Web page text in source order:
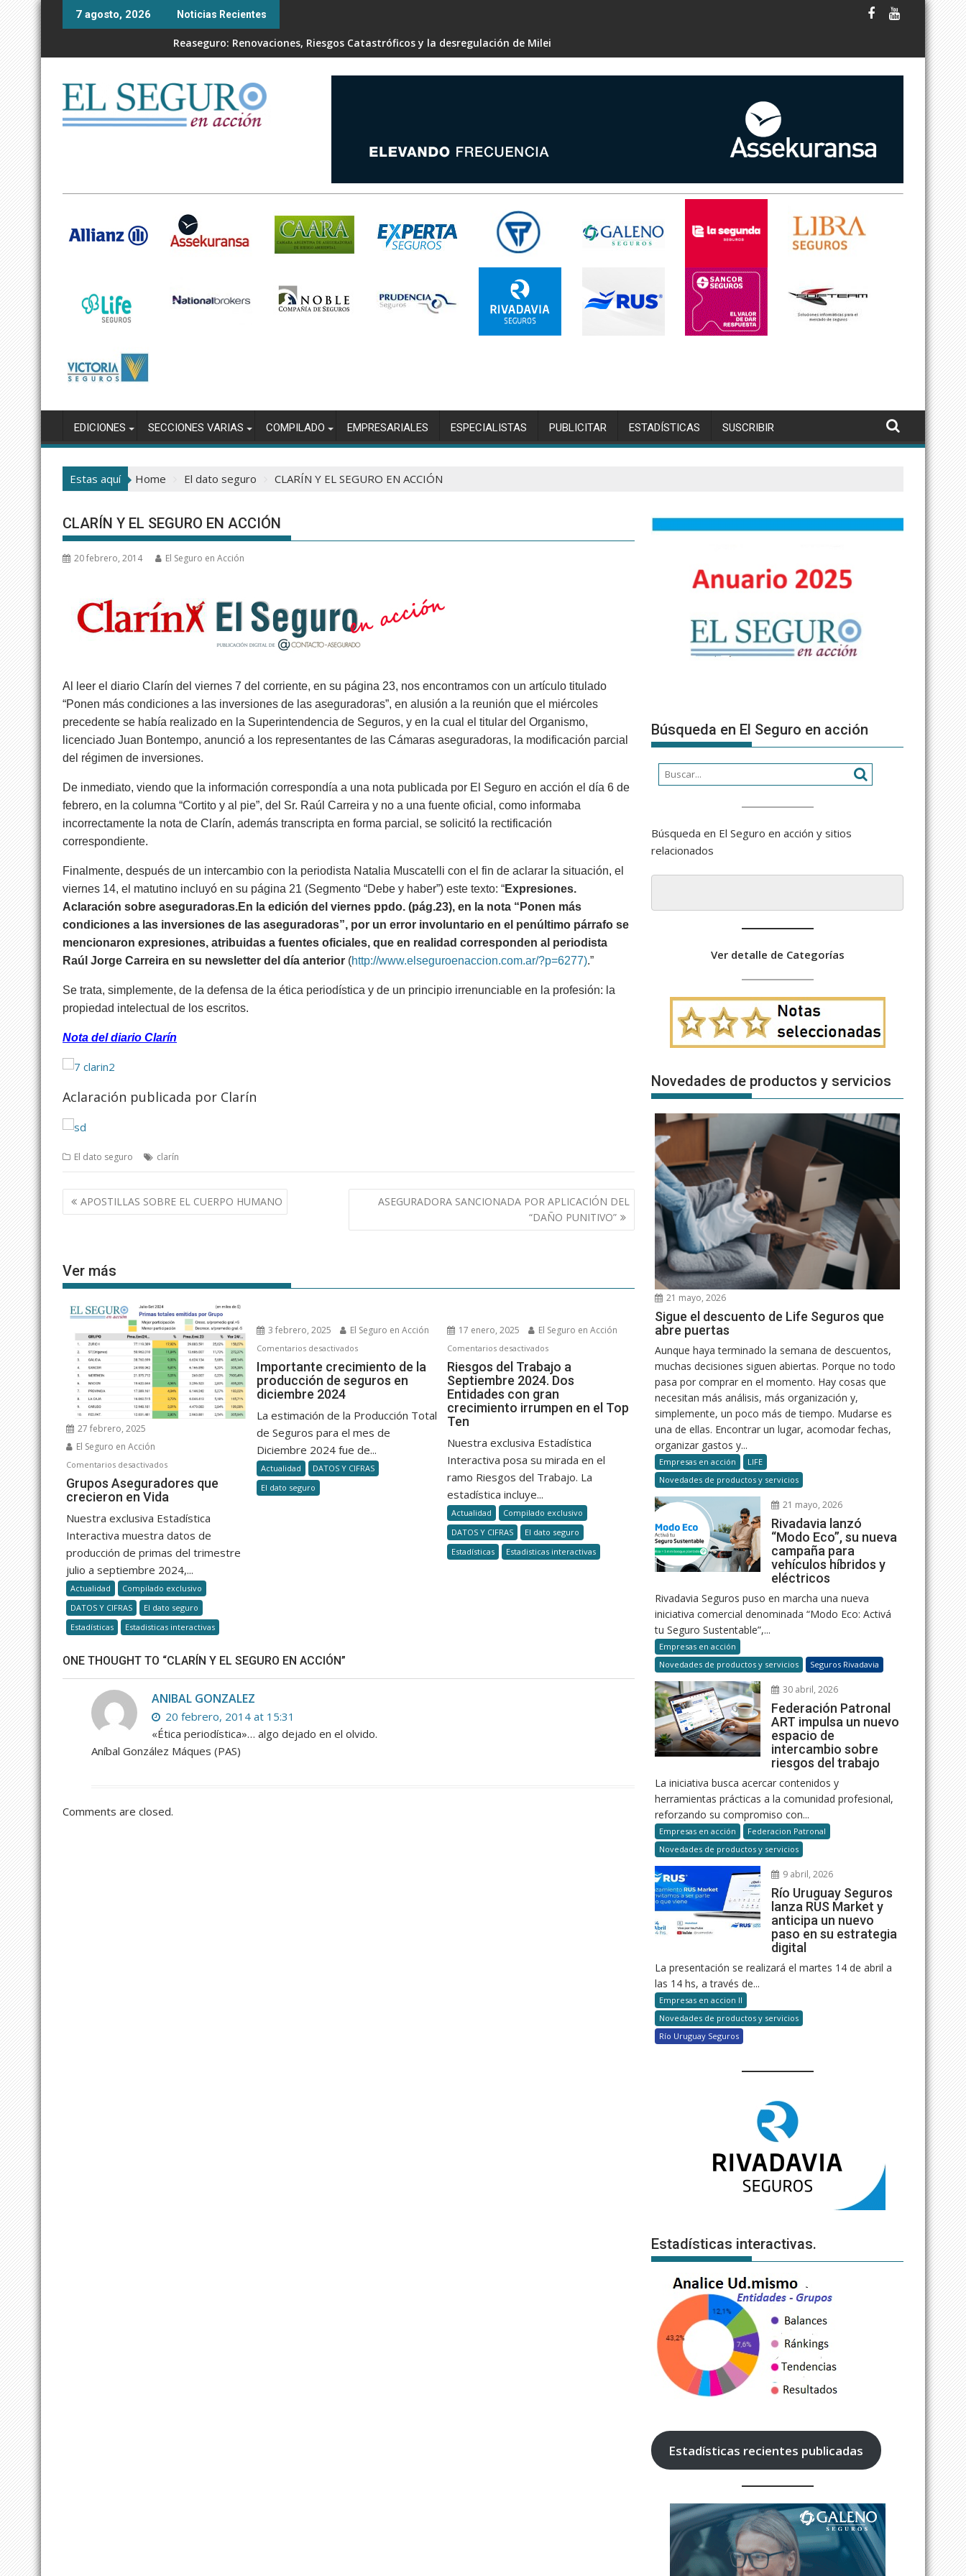
Skip
7 agosto, 2026 Noticias Recientes
Reaseguro: Renovaciones, Riesgos Catastróficos y la desregulación de Milei
EDICIONES SECCIONES VARIAS COMPILADO EMPRESARIALES ESPECIALISTAS PUBLICITAR ESTADÍSTICAS SUSCRIBIR
Estas aquí Home El dato seguro CLARÍN Y EL SEGURO EN ACCIÓN
CLARÍN Y EL SEGURO EN ACCIÓN
20 febrero, 2014 El Seguro en Acción
Al leer el diario Clarín del viernes 7 del corriente, en su página 23, nos encontramos con un artículo titulado
“Ponen más condiciones a las inversiones de las aseguradoras”, en alusión a la reunión que el miércoles
precedente se había realizado en la Superintendencia de Seguros, y en la cual el titular del Organismo,
licenciado Juan Bontempo, anunció a los representantes de las Cámaras aseguradoras, la modificación parcial
del régimen de inversiones.
De inmediato, viendo que la información correspondía a una nota publicada por El Seguro en acción el día 6 de
febrero, en la columna “Cortito y al pie”, del Sr. Raúl Carreira y no a una fuente oficial, como informaba
incorrectamente la nota de Clarín, además transcripta en forma parcial, se solicitó la rectificación
correspondiente.
Finalmente, después de un intercambio con la periodista Natalia Muscatelli con el fin de aclarar la situación, el
viernes 14, el matutino incluyó en su página 21 (Segmento “Debe y haber”) este texto: “Expresiones.
Aclaración sobre aseguradoras.En la edición del viernes ppdo. (pág.23), en la nota “Ponen más
condiciones a las inversiones de las aseguradoras”, por un error involuntario en el penúltimo párrafo se
mencionaron expresiones, atribuidas a fuentes oficiales, que en realidad corresponden al periodista
Raúl Jorge Carreira en su newsletter del día anterior (http://www.elseguroenaccion.com.ar/?p=6277).”
Se trata, simplemente, de la defensa de la ética periodística y de un principio irrenunciable en la profesión: la
propiedad intelectual de los escritos.
Nota del diario Clarín
Aclaración publicada por Clarín
El dato seguro clarín
Navegación
de
APOSTILLAS SOBRE EL CUERPO HUMANO
ASEGURADORA SANCIONADA POR APLICACIÓN DEL
“DAÑO PUNITIVO”
Ver más
27 febrero, 2025
El Seguro en Acción
Comentarios desactivadosen
Grupos
Aseguradores
en
Vida
Grupos Aseguradores que
crecieron en Vida
Nuestra exclusiva Estadística
Interactiva muestra datos de
producción de primas del trimestre
julio a septiembre 2024,...
Actualidad
Compilado exclusivo
DATOS Y CIFRAS
El dato seguro
Estadísticas
Estadisticas interactivas
3 febrero, 2025 El Seguro en Acción
Comentarios desactivadosen
Importante
crecimiento
la
producción
seguros
en
Importante crecimiento de la
producción de seguros en
diciembre 2024
La estimación de la Producción Total
de Seguros para el mes de
Diciembre 2024 fue de...
Actualidad
DATOS Y CIFRAS
El dato seguro
17 enero, 2025 El Seguro en Acción
Comentarios desactivadosen
Riesgos
del
Trabajo
a
2024.
Dos
Entidades
gran
crecimiento
irrumpen
en
Riesgos del Trabajo a
Septiembre 2024. Dos
Entidades con gran
crecimiento irrumpen en el Top
Ten
Nuestra exclusiva Estadística
Interactiva posa su mirada en el
ramo Riesgos del Trabajo. La
estadística incluye...
Actualidad
Compilado exclusivo
DATOS Y CIFRAS
El dato seguro
Estadísticas
Estadisticas interactivas
ONE THOUGHT TO “CLARÍN Y EL SEGURO EN ACCIÓN”
ANIBAL GONZALEZ
20 febrero, 2014 at 15:31
«Ética periodística»… algo dejado en el olvido.
Aníbal González Máques (PAS)
Comments are closed.
Búsqueda en El Seguro en acción
Búsqueda en El Seguro en acción y sitios
relacionados
Ver detalle de Categorías
Novedades de productos y servicios
21 mayo, 2026
Sigue el descuento de Life Seguros que
abre puertas
Aunque haya terminado la semana de descuentos,
muchas decisiones siguen abiertas. Porque no todo
pasa por comprar en el momento. Hay cosas que
necesitan más análisis, más organización y,
simplemente, un poco más de tiempo. Mudarse es
una de ellas. Encontrar un lugar, acomodar fechas,
organizar gastos y...
Empresas en acción
LIFE
Novedades de productos y servicios
21 mayo, 2026
Rivadavia lanzó
“Modo Eco”, su nueva
campaña para
vehículos híbridos y
eléctricos
Rivadavia Seguros puso en marcha una nueva
iniciativa comercial denominada “Modo Eco: Activá
tu Seguro Sustentable”,...
Empresas en acción
Novedades de productos y servicios
Seguros Rivadavia
30 abril, 2026
Federación Patronal
ART impulsa un nuevo
espacio de
intercambio sobre
riesgos del trabajo
La iniciativa busca acercar contenidos y
herramientas prácticas a la comunidad profesional,
reforzando su compromiso con...
Empresas en acción
Federacion Patronal
Novedades de productos y servicios
9 abril, 2026
Río Uruguay Seguros
lanza RUS Market y
anticipa un nuevo
paso en su estrategia
digital
La presentación se realizará el martes 14 de abril a
las 14 hs, a través de...
Empresas en accion II
Novedades de productos y servicios
Río Uruguay Seguros
Estadísticas interactivas.
Estadísticas recientes publicadas